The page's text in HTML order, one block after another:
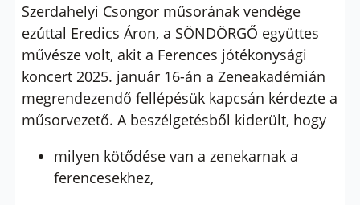
Szerdahelyi Csongor műsorának vendége
ezúttal Eredics Áron, a SÖNDÖRGŐ együttes
művésze volt, akit a Ferences jótékonysági
koncert 2025. január 16-án a Zeneakadémián
megrendezendő fellépésük kapcsán kérdezte a
műsorvezető. A beszélgetésből kiderült, hogy
milyen kötődése van a zenekarnak a
ferencesekhez,